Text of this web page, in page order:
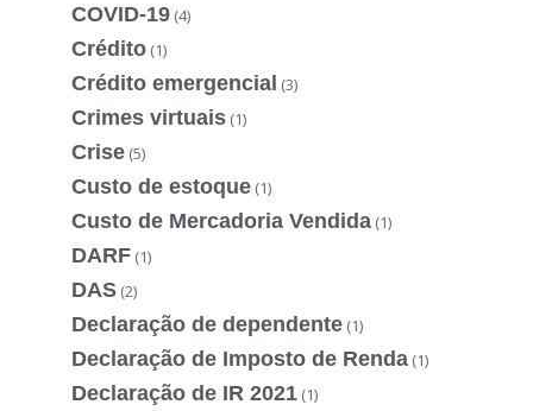
COVID-19 (4)
Crédito (1)
Crédito emergencial (3)
Crimes virtuais (1)
Crise (5)
Custo de estoque (1)
Custo de Mercadoria Vendida (1)
DARF (1)
DAS (2)
Declaração de dependente (1)
Declaração de Imposto de Renda (1)
Declaração de IR 2021 (1)